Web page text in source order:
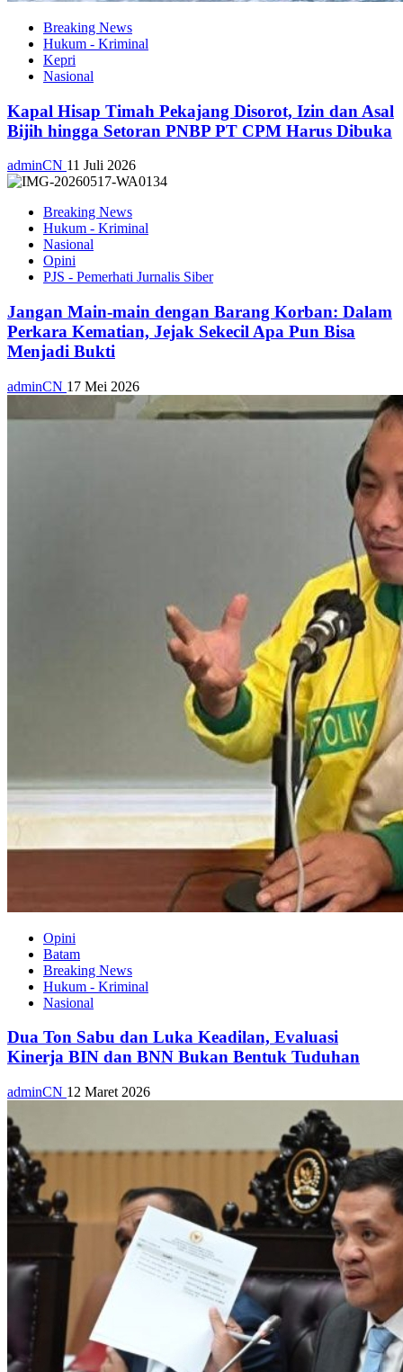
Breaking News
Hukum - Kriminal
Kepri
Nasional
Kapal Hisap Timah Pekajang Disorot, Izin dan Asal
Bijih hingga Setoran PNBP PT CPM Harus Dibuka
adminCN 11 Juli 2026
Breaking News
Hukum - Kriminal
Nasional
Opini
PJS - Pemerhati Jurnalis Siber
Jangan Main-main dengan Barang Korban: Dalam
Perkara Kematian, Jejak Sekecil Apa Pun Bisa
Menjadi Bukti
adminCN 17 Mei 2026
Opini
Batam
Breaking News
Hukum - Kriminal
Nasional
Dua Ton Sabu dan Luka Keadilan, Evaluasi
Kinerja BIN dan BNN Bukan Bentuk Tuduhan
adminCN 12 Maret 2026